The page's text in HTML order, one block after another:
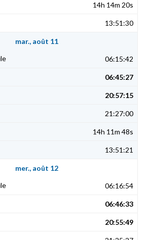
14h 14m 20s
13:51:30
mar., août 11
06:15:42
06:45:27
20:57:15
21:27:00
14h 11m 48s
13:51:21
mer., août 12
06:16:54
06:46:33
20:55:49